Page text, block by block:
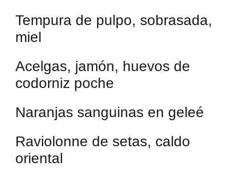
Tempura de pulpo, sobrasada,
miel
Acelgas, jamón, huevos de
codorniz poche
Naranjas sanguinas en geleé
Raviolonne de setas, caldo
oriental